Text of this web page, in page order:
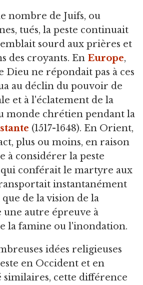
nombre de Juifs, ou
tués, la peste continuait
sourd aux prières et
des croyants. En Europe,
Dieu ne répondait pas à ces
au déclin du pouvoir de
et à l'éclatement de la
monde chrétien pendant la
(1517-1648). En Orient,
plus ou moins, en raison
à considérer la peste
conférait le martyre aux
instantanément
que de la vision de la
une autre épreuve à
la famine ou l'inondation.
idées religieuses
en Occident et en
cette différence